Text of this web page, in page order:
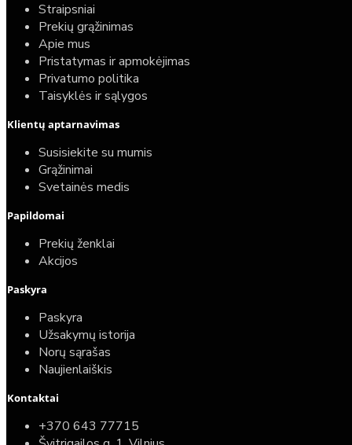
Straipsniai
Prekių grąžinimas
Apie mus
Pristatymas ir apmokėjimas
Privatumo politika
Taisyklės ir sąlygos
Klientų aptarnavimas
Susisiekite su mumis
Grąžinimai
Svetainės medis
Papildomai
Prekių ženklai
Akcijos
Paskyra
Paskyra
Užsakymų istorija
Norų sąrašas
Naujienlaiškis
Kontaktai
+370 643 77715